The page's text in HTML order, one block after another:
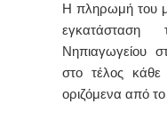
Η πληρωμή του
Νηπιαγωγείου
στο τέλος
οριζόμενα από